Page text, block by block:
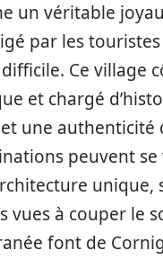
un véritable
par les
Ce village
et chargé
une authenticité
peuvent
unique,
vues à couper le
font de